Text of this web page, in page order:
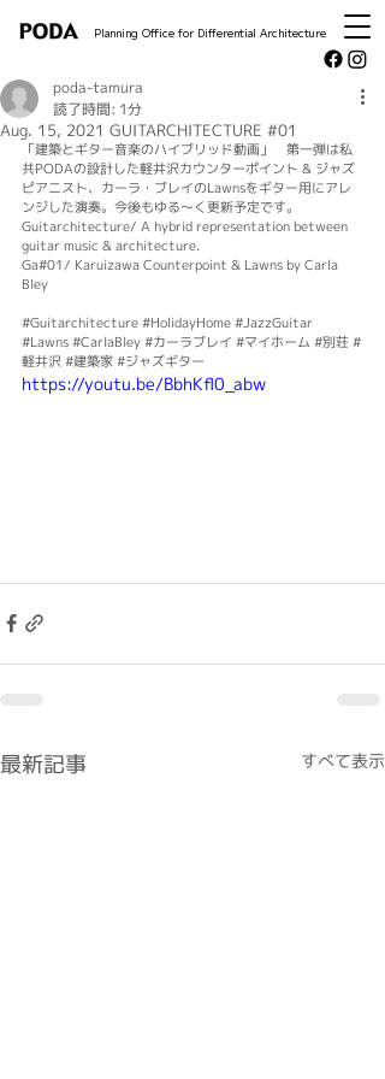
Planning Office for Differential Architecture
Aug. 15, 2021 GUITARCHITECTURE #01
poda-tamura
読了時間: 1分
「建築とギター音楽のハイブリッド動画」　第一弾は私
共PODAの設計した軽井沢カウンターポイント & ジャズ
ピアニスト、カーラ・ブレイのLawnsをギター用にアレ
ンジした演奏。今後もゆる～く更新予定です。
Guitarchitecture/ A hybrid representation between
guitar music & architecture.
Ga#01/ Karuizawa Counterpoint & Lawns by Carla
Bley
#Guitarchitecture#HolidayHome#JazzGuitar
#Lawns#CarlaBley#カーラブレイ #マイホーム #別荘#
軽井沢 #建築家#ジャズギター
https://youtu.be/BbhKfl0_abw
最新記事 すべて表示